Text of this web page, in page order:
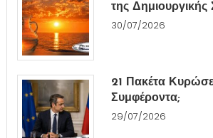
της Δημιουργικής
30/07/2026
21 Πακέτα
Συμφέροντα;
29/07/2026